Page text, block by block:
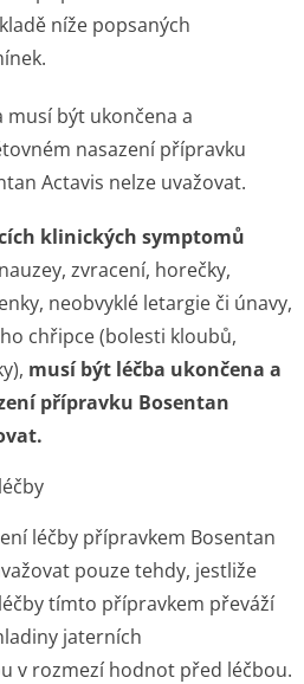
níže popsaných
musí být ukončena a
nasazení přípravku
Actavis nelze uvažovat.
klinických symptomů
zvracení, horečky,
neobvyklé letargie či únavy,
chřipce (bolesti kloubů,
musí být léčba ukončena a
přípravku Bosentan
léčby přípravkem Bosentan
pouze tehdy, jestliže
tímto přípravkem převáží
jaterních
v rozmezí hodnot před léčbou.